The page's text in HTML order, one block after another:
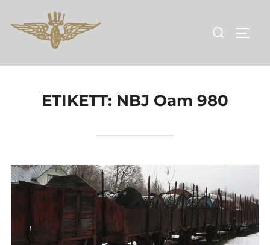
Sök
ETIKETT: NBJ Oam 980